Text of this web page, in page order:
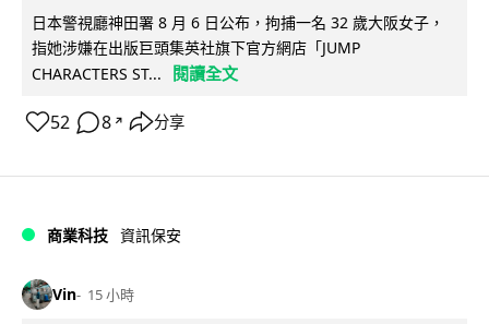
日本警視廳神田署 8 月 6 日公布，拘捕一名 32 歲大阪女子，
指她涉嫌在出版巨頭集英社旗下官方網店「JUMP
CHARACTERS ST...
閱讀全文
52 8 ↗ 分享
商業科技 資訊保安
Vin 15 小時